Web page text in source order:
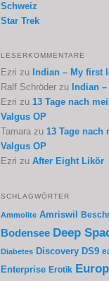
Schweiz
Star Trek
LESERKOMMENTARE
Ezri zu Indian – My first
Ralf Schröder zu Indian
Ezri zu13 Tage nach
Valgus OP
Tamara zu13 Tage nach
Valgus OP
Ezri zuAfter Eight Likör
SCHLAGWÖRTER
Ammolite Amriswil
Bodensee Deep
Diabetes Discovery DS9
Enterprise Erotik